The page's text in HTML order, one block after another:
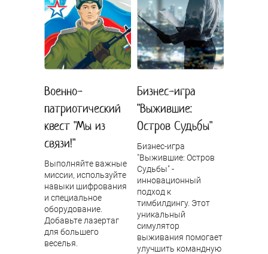
Военно-
патриотический
квест "Мы из
связи!"
Выполняйте важные
миссии, используйте
навыки шифрования
и специальное
оборудование.
Добавьте лазертаг
для большего
веселья.
Бизнес-игра
"Выжившие:
Остров Судьбы"
Бизнес-игра
"Выжившие: Остров
Судьбы" -
инновационный
подход к
тимбилдингу. Этот
уникальный
симулятор
выживания помогает
улучшить командную